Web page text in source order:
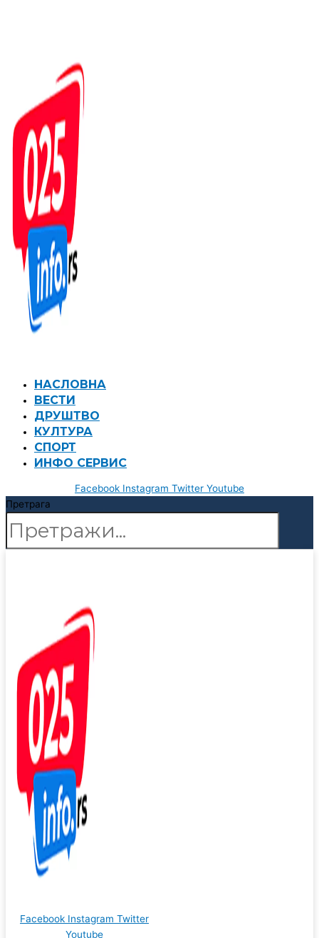
НАСЛОВНА
ВЕСТИ
ДРУШТВО
КУЛТУРА
СПОРТ
ИНФО СЕРВИС
Facebook Instagram Twitter Youtube
Претрага
Facebook Instagram Twitter
Youtube